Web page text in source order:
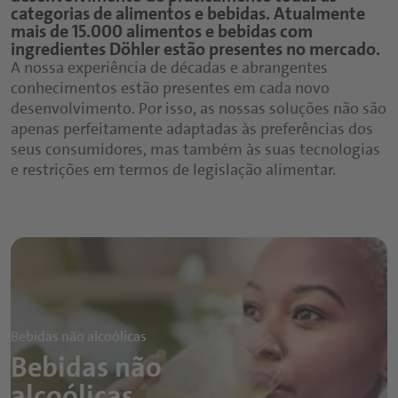
categorias de alimentos e bebidas. Atualmente
mais de 15.000 alimentos e bebidas com
ingredientes Döhler estão presentes no mercado.
A nossa experiência de décadas e abrangentes
conhecimentos estão presentes em cada novo
desenvolvimento. Por isso, as nossas soluções não são
apenas perfeitamente adaptadas às preferências dos
seus consumidores, mas também às suas tecnologias
e restrições em termos de legislação alimentar.
Bebidas não alcoólicas
Bebidas não